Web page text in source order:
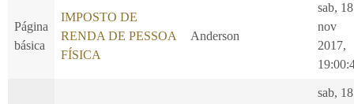
Página
básica
IMPOSTO DE
RENDA DE PESSOA
FÍSICA
Anderson
sab, 18
nov
2017,
sab, 18